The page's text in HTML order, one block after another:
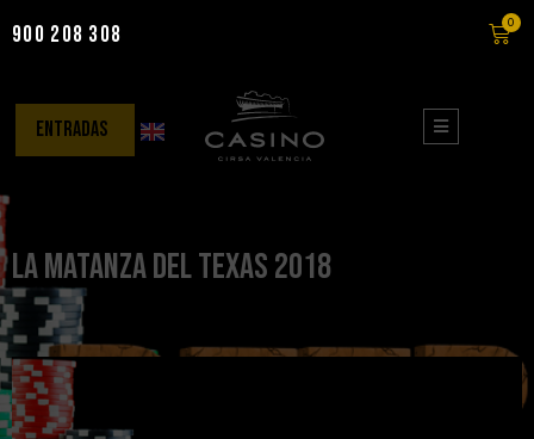
contenido
900 208 308 0
entradas
La Matanza del Texas 2018